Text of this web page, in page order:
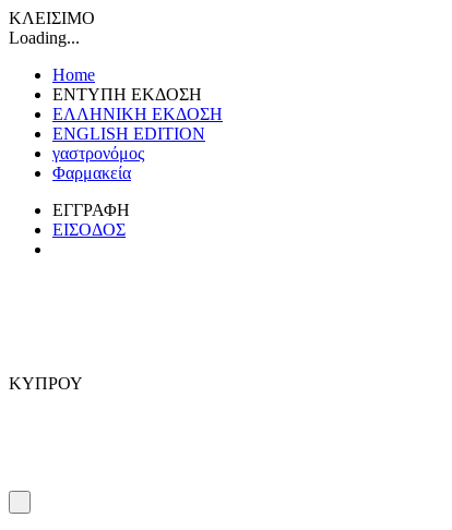
ΚΛΕΙΣΙΜΟ
Loading...
Home
ΕΝΤΥΠΗ ΕΚΔΟΣΗ
ΕΛΛΗΝΙΚΗ ΕΚΔΟΣΗ
ENGLISH EDITION
γαστρονόμος
Φαρμακεία
ΕΓΓΡΑΦΗ
ΕΙΣΟΔΟΣ
ΚΥΠΡΟΥ